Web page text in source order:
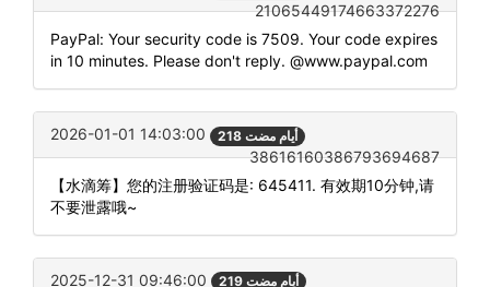
21065449174663372276
PayPal: Your security code is 7509. Your code expires
in 10 minutes. Please don't reply. @www.paypal.com
2026-01-01 14:03:00 218 أيام مضت
38616160386793694687
【水滴筹】您的注册验证码是: 645411. 有效期10分钟,请
不要泄露哦~
2025-12-31 09:46:00 219 أيام مضت